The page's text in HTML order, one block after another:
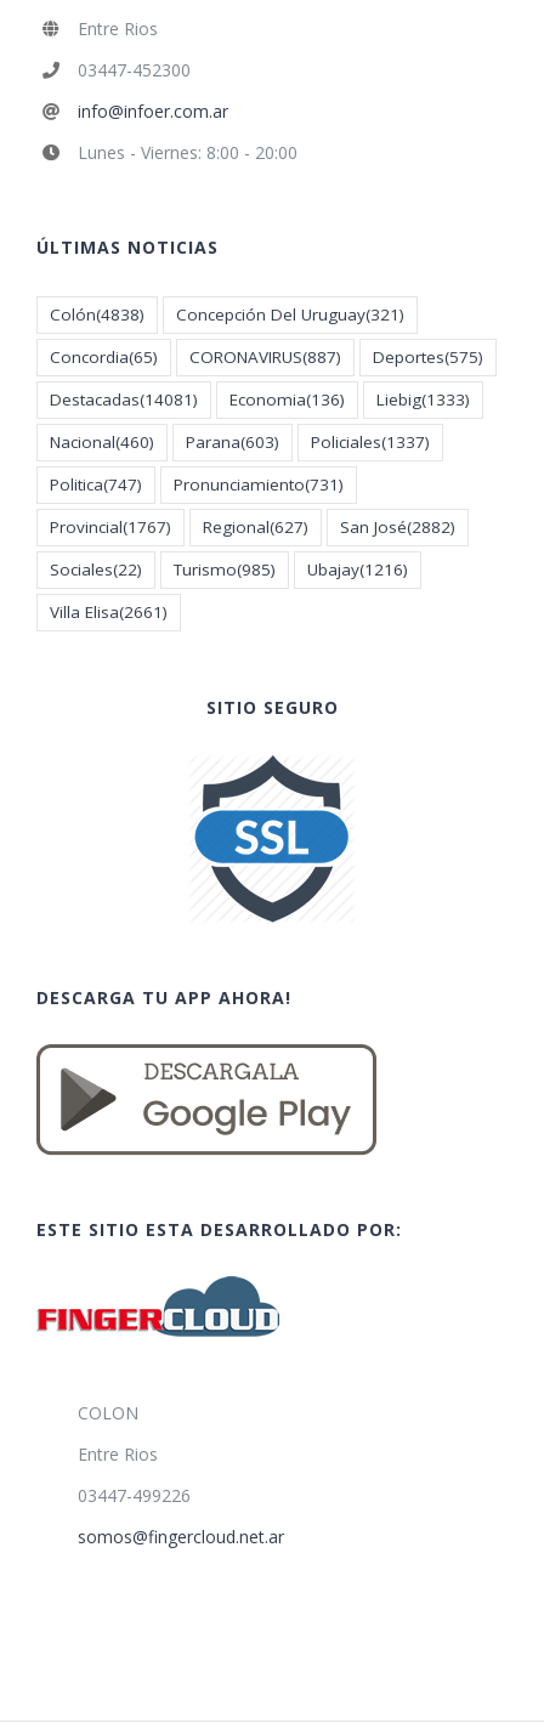
Entre Rios
03447-452300
info@infoer.com.ar
Lunes - Viernes: 8:00 - 20:00
ÚLTIMAS NOTICIAS
Colón(4838) Concepción Del Uruguay(321)
Concordia(65) CORONAVIRUS(887) Deportes(575)
Destacadas(14081) Economia(136) Liebig(1333)
Nacional(460) Parana(603) Policiales(1337)
Politica(747) Pronunciamiento(731)
Provincial(1767) Regional(627) San José(2882)
Sociales(22) Turismo(985) Ubajay(1216)
Villa Elisa(2661)
SITIO SEGURO
DESCARGA TU APP AHORA!
ESTE SITIO ESTA DESARROLLADO POR:
COLON
Entre Rios
03447-499226
somos@fingercloud.net.ar